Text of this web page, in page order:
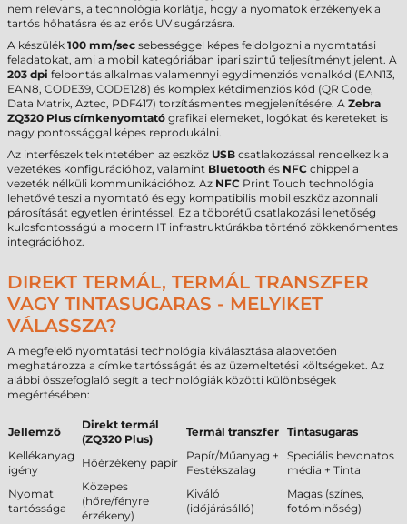
nem releváns, a technológia korlátja, hogy a nyomatok érzékenyek a
tartós hőhatásra és az erős UV sugárzásra.
A készülék 100 mm/sec sebességgel képes feldolgozni a nyomtatási
feladatokat, ami a mobil kategóriában ipari szintű teljesítményt jelent. A
203 dpi felbontás alkalmas valamennyi egydimenziós vonalkód (EAN13,
EAN8, CODE39, CODE128) és komplex kétdimenziós kód (QR Code,
Data Matrix, Aztec, PDF417) torzításmentes megjelenítésére. A Zebra
ZQ320 Plus címkenyomtató grafikai elemeket, logókat és kereteket is
nagy pontossággal képes reprodukálni.
Az interfészek tekintetében az eszköz USB csatlakozással rendelkezik a
vezetékes konfigurációhoz, valamint Bluetooth és NFC chippel a
vezeték nélküli kommunikációhoz. Az NFC Print Touch technológia
lehetővé teszi a nyomtató és egy kompatibilis mobil eszköz azonnali
párosítását egyetlen érintéssel. Ez a többrétű csatlakozási lehetőség
kulcsfontosságú a modern IT infrastruktúrákba történő zökkenőmentes
integrációhoz.
DIREKT TERMÁL, TERMÁL TRANSZFER
VAGY TINTASUGARAS - MELYIKET
VÁLASSZA?
A megfelelő nyomtatási technológia kiválasztása alapvetően
meghatározza a címke tartósságát és az üzemeltetési költségeket. Az
alábbi összefoglaló segít a technológiák közötti különbségek
megértésében:
Jellemző
Direkt termál
(ZQ320 Plus)
Termál transzfer Tintasugaras
Kellékanyag
igény
Hőérzékeny papír
Papír/Műanyag +
Festékszalag
Speciális bevonatos
média + Tinta
Nyomat
tartóssága
Közepes
(hőre/fényre
érzékeny)
Kiváló
(időjárásálló)
Magas (színes,
fotóminőség)